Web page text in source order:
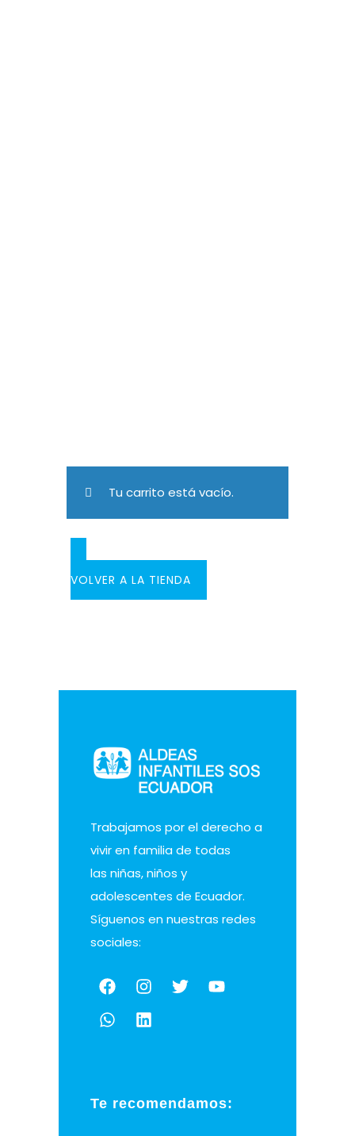
Tu carrito está vacío.
VOLVER A LA TIENDA
Trabajamos por el derecho a
vivir en familia de todas
las niñas, niños y
adolescentes de Ecuador.
Síguenos en nuestras redes
sociales:
Te recomendamos: